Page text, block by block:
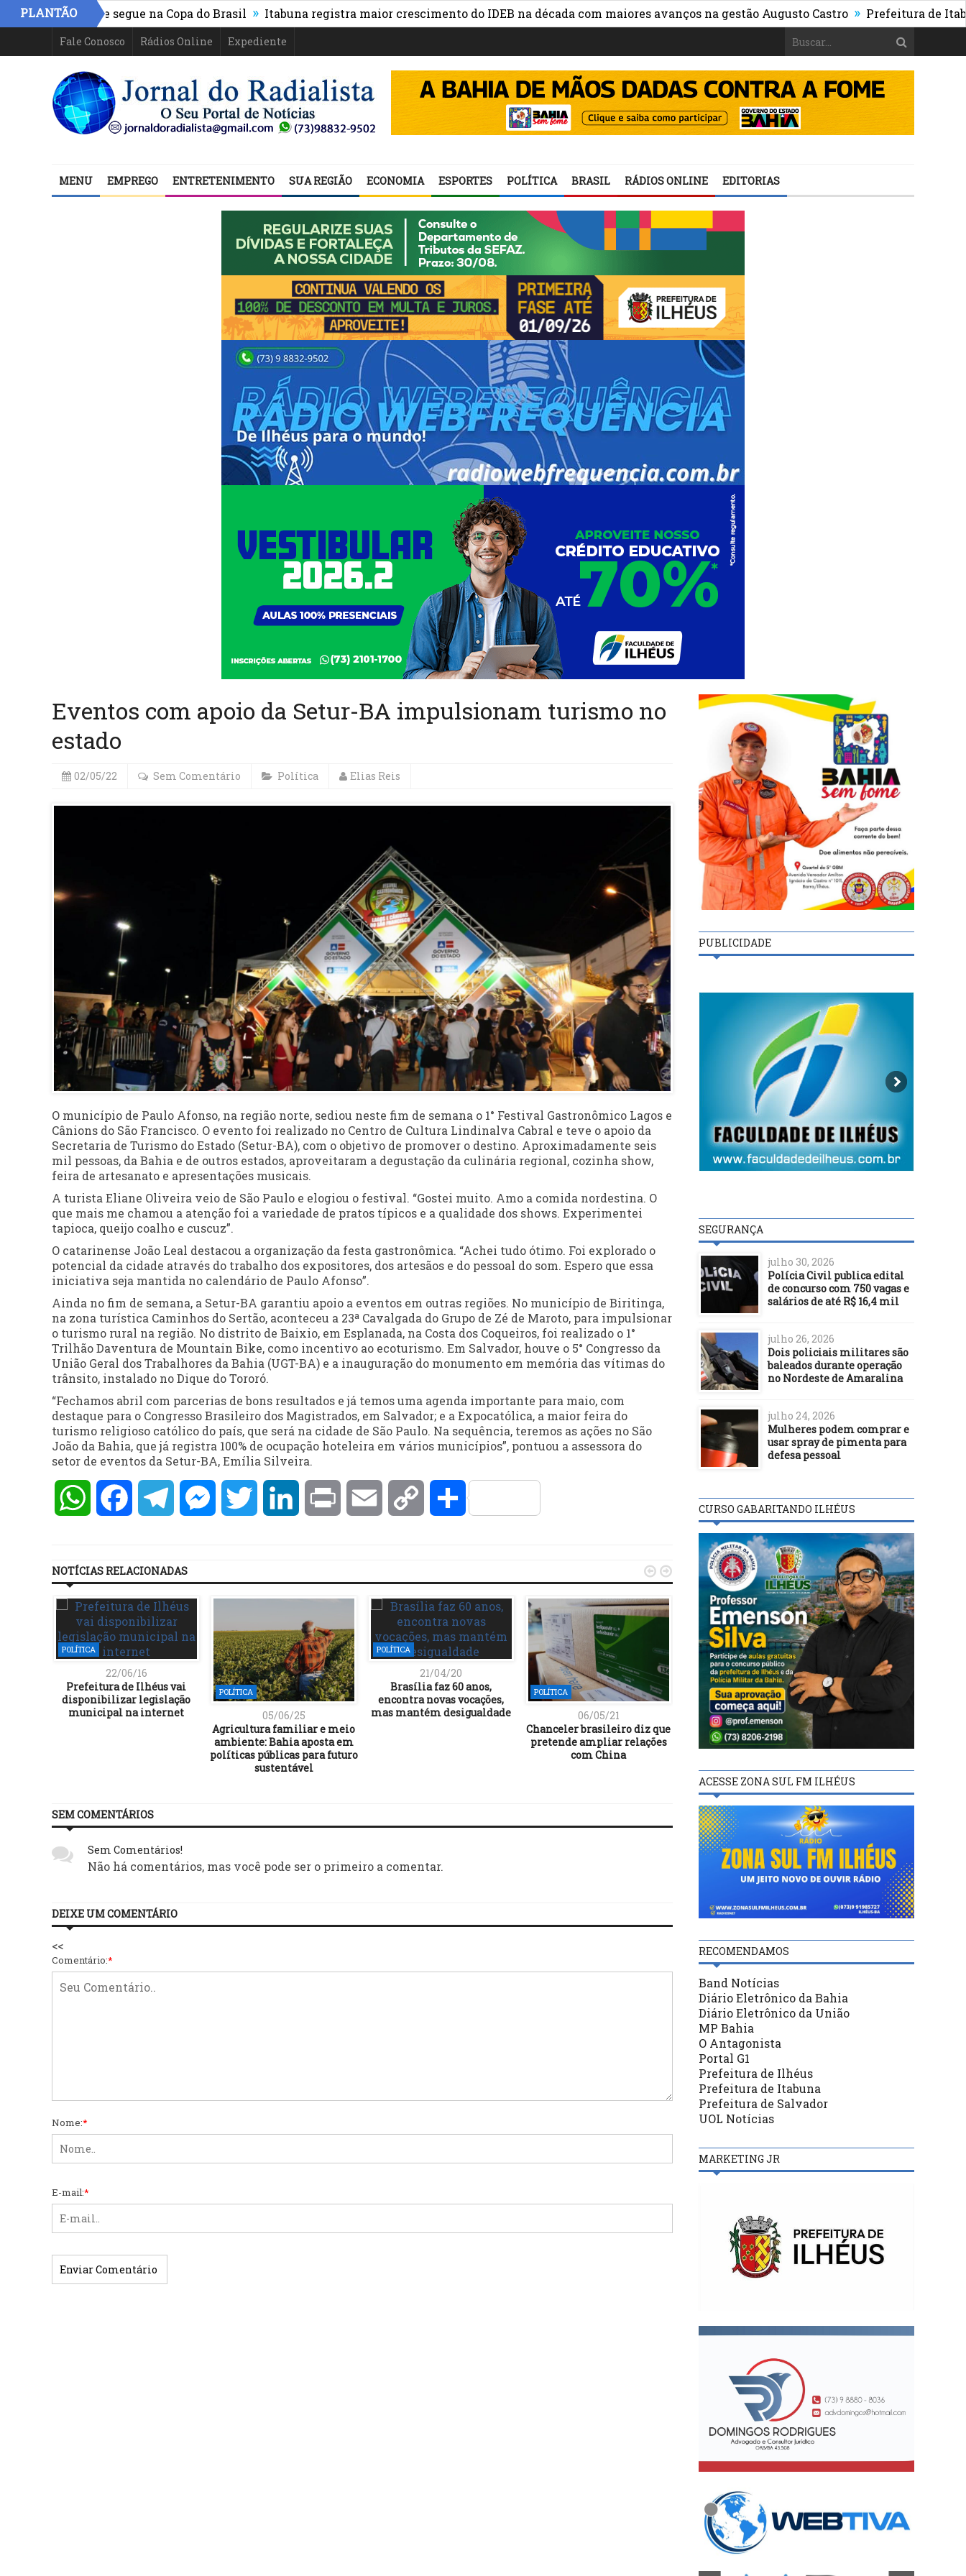
PLANTÃO
PR e segue na Copa do Brasil » Itabuna registra maior crescimento do IDEB na década com maiores avanços na gestão Augusto Castro » Prefeitura de Itabuna
Fale Conosco Rádios Online Expediente
MENU EMPREGO ENTRETENIMENTO SUA REGIÃO ECONOMIA ESPORTES POLÍTICA BRASIL RÁDIOS ONLINE EDITORIAS
Eventos com apoio da Setur-BA impulsionam turismo no
estado
02/05/22 Sem Comentário Política Elias Reis
O município de Paulo Afonso, na região norte, sediou neste fim de semana o 1° Festival Gastronômico Lagos e
Cânions do São Francisco. O evento foi realizado no Centro de Cultura Lindinalva Cabral e teve o apoio da
Secretaria de Turismo do Estado (Setur-BA), com o objetivo de promover o destino. Aproximadamente seis
mil pessoas, da Bahia e de outros estados, aproveitaram a degustação da culinária regional, cozinha show,
feira de artesanato e apresentações musicais.
A turista Eliane Oliveira veio de São Paulo e elogiou o festival. “Gostei muito. Amo a comida nordestina. O
que mais me chamou a atenção foi a variedade de pratos típicos e a qualidade dos shows. Experimentei
tapioca, queijo coalho e cuscuz”.
O catarinense João Leal destacou a organização da festa gastronômica. “Achei tudo ótimo. Foi explorado o
potencial da cidade através do trabalho dos expositores, dos artesãos e do pessoal do som. Espero que essa
iniciativa seja mantida no calendário de Paulo Afonso”.
Ainda no fim de semana, a Setur-BA garantiu apoio a eventos em outras regiões. No município de Biritinga,
na zona turística Caminhos do Sertão, aconteceu a 23ª Cavalgada do Grupo de Zé de Maroto, para impulsionar
o turismo rural na região. No distrito de Baixio, em Esplanada, na Costa dos Coqueiros, foi realizado o 1°
Trilhão Daventura de Mountain Bike, como incentivo ao ecoturismo. Em Salvador, houve o 5° Congresso da
União Geral dos Trabalhores da Bahia (UGT-BA) e a inauguração do monumento em memória das vítimas do
trânsito, instalado no Dique do Tororó.
“Fechamos abril com parcerias de bons resultados e já temos uma agenda importante para maio, com
destaque para o Congresso Brasileiro dos Magistrados, em Salvador; e a Expocatólica, a maior feira do
turismo religioso católico do país, que será na cidade de São Paulo. Na sequência, teremos as ações no São
João da Bahia, que já registra 100% de ocupação hoteleira em vários municípios”, pontuou a assessora do
setor de eventos da Setur-BA, Emília Silveira.
WhatsAppFacebookTelegramMessengerTwitter LinkedInPrint Email Copy Compartilhar
NOTÍCIAS RELACIONADAS
POLÍTICA
22/06/16
Prefeitura de Ilhéus vai
disponibilizar legislação
municipal na internet
POLÍTICA
05/06/25
Agricultura familiar e meio
ambiente: Bahia aposta em
políticas públicas para futuro
sustentável
POLÍTICA
21/04/20
Brasília faz 60 anos,
encontra novas vocações,
mas mantém desigualdade
POLÍTICA
06/05/21
Chanceler brasileiro diz que
pretende ampliar relações
com China
POLÍTICA
23/03/16
Governo vai lançar nova
etapa do ‘Minha Casa, Minha
Vida’ na semana que vem
 
SEM COMENTÁRIOS
Sem Comentários!
Não há comentários, mas você pode ser o primeiro a comentar.
DEIXE UM COMENTÁRIO
<<
Comentário:*
Nome:*
E-mail:*
PUBLICIDADE
SEGURANÇA
julho 30, 2026
Polícia Civil publica edital
de concurso com 750 vagas e
salários de até R$ 16,4 mil
julho 26, 2026
Dois policiais militares são
baleados durante operação
no Nordeste de Amaralina
julho 24, 2026
Mulheres podem comprar e
usar spray de pimenta para
defesa pessoal
CURSO GABARITANDO ILHÉUS
ACESSE ZONA SUL FM ILHÉUS
RECOMENDAMOS
Band Notícias
Diário Eletrônico da Bahia
Diário Eletrônico da União
MP Bahia
O Antagonista
Portal G1
Prefeitura de Ilhéus
Prefeitura de Itabuna
Prefeitura de Salvador
UOL Notícias
MARKETING JR